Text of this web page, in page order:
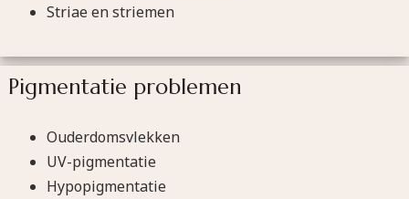
Striae en striemen
Pigmentatie problemen
Ouderdomsvlekken
UV-pigmentatie
Hypopigmentatie